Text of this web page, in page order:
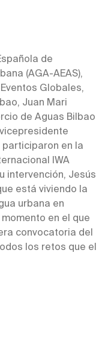
de
(AGA-AEAS),
Globales,
Juan Mari
de Aguas Bilbao
participaron en la
IWA
intervención, Jesús
está viviendo la
urbana en
en el que
convocatoria del
los retos que el